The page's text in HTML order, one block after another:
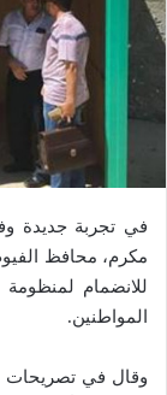
في تجربة جديدة
مكرم، محافظ
للانضمام
المواطنين.
وقال في تصريحات